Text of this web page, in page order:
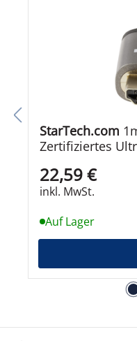
StarTech.com
Zertifiziertes Ultra High Speed HDMI
HDR10+ eARC - UHD 8K HDMI
Monitorkabel - Monitor/TV - Flexible
22,59 €
inkl. MwSt.
Auf Lager